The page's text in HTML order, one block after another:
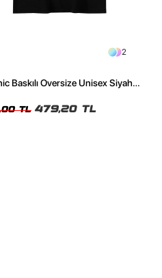
2
Baskılı Oversize Unisex Siyah
TL 479,20 TL